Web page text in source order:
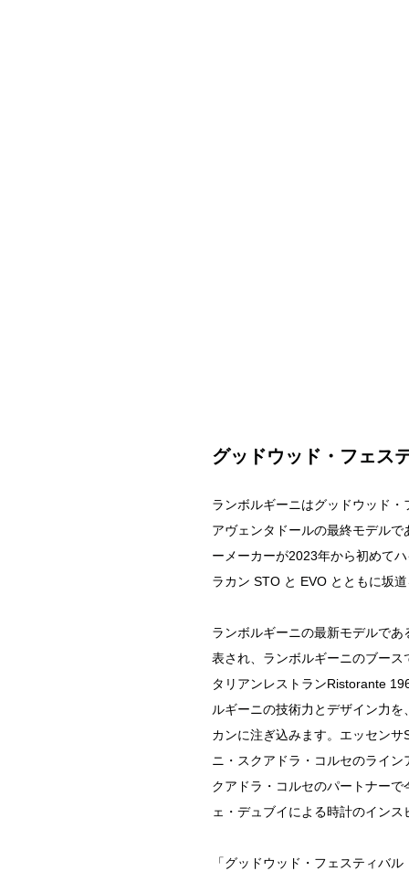
グッドウッド・フェス
ランボルギーニはグッドウッド
アヴェンタドールの最終モデル
ーメーカーが2023年から初めて
ラカン STO と EVO とともに坂
ランボルギーニの最新モデルで
表され、ランボルギーニのブー
タリアンレストランRistorante
ルギーニの技術力とデザイン力
カンに注ぎ込みます。エッセン
ニ・スクアドラ・コルセのライ
クアドラ・コルセのパートナー
ェ・デュブイによる時計のイン
「グッドウッド・フェスティバ